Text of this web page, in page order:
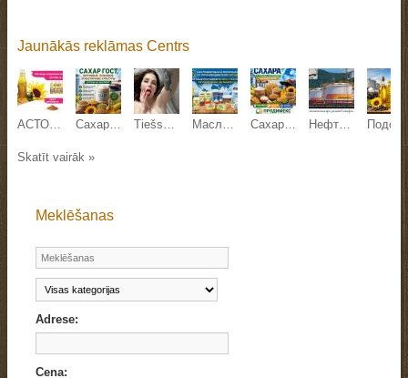
Jaunākās reklāmas Centrs
АСТОН - Оптовые продажи подсолнечного масла от завода. Экспорт Сахар ГОСТ, зерновые, бобовые и масличные культуры оптом Tiešsaistes sekss Масложировая и молочная продукция СолПро - экспортные поставки Сахар, зерновые и зернобобовые, масличные культуры, корма Нефтехимическая продукция Роснефть оптом
Skatīt vairāk »
Meklēšanas
Adrese:
Cena: